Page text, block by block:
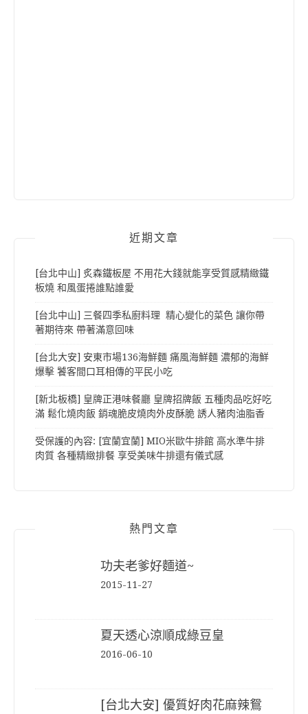
近期文章
[台北中山] 炙森鐵板屋 不用花大錢就能享受質感精緻鐵
板燒 和風蛋捲誰點誰愛
[台北中山] 三餐四季私廚料理 精心變化的菜色 讓你帶
著期待來 帶著滿意回味
[台北大安] 安東市場136海鮮麵 痛風海鮮麵 濃郁的海鮮
爆擊 饕客間口耳相傳的平民小吃
[新北板橋] 皇牌正港味餐廳 皇牌招牌飯 五種肉品吃好吃
滿 鬆化燒肉飯 銷魂脆皮燒肉外皮酥脆 誘人豬肉油脂香
受保護的內容: [宜蘭宜蘭] MIO米歐牛排館 高水準牛排
肉質 各種精緻排餐 享受美味牛排還有儀式感
熱門文章
功夫老爹好麵道~
2015-11-27
夏天透心涼順成綠豆皇
2016-06-10
[台北大安] 優質好肉花麻辣鴛